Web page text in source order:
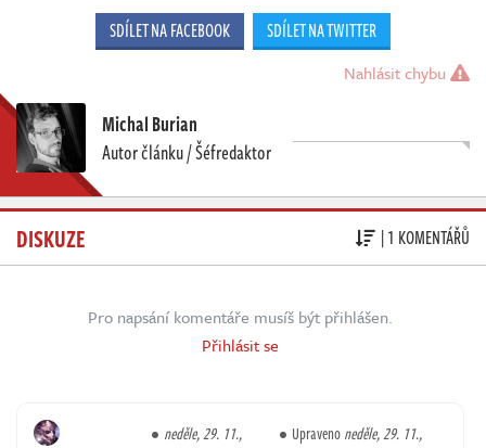
SDÍLET NA FACEBOOK SDÍLET NA TWITTER
Nahlásit chybu
Michal Burian
Autor článku / Šéfredaktor
DISKUZE | 1 KOMENTÁŘŮ
Pro napsání komentáře musíš být přihlášen.
Přihlásit se
neděle, 29. 11.,
Upravenoneděle, 29. 11.,